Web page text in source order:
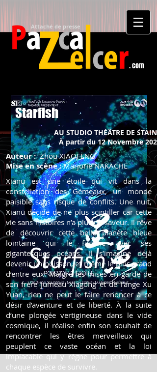
Attaché de presse​
. com
Starfish
AU STUDIO THÉÂTRE DE STAINS
À partir du 12 Novembre 2024
Auteur :Zhou XIAOFENG
Mise en scène :Marjorie NAKACHE
Xianü est une étoile qui vit dans la
constellation des Gémeaux, un monde
paisible sansrisque de conflits. Une nuit,
Xianü décide de ne plus scintiller car cette
vie sans histoires n’a plus de saveur. Il rêve
de découvrir cette belle planète bleue
lointaine qui le fascineavec ses
gigantesques océans. Il s’imagine déjà
devenir un poisson, et même le plusgrand
d’entre eux. Malgré les mises en garde de
son frère jumeau Xiagong et de l’ange Xu
Yuan, rien ne peut le faire renoncer à ce
désir d’aventure et de liberté. À la suite
d’une plongée vertigineuse dans le vide
cosmique, il réalise enfin son souhait de
rencontrer les êtres merveilleux qui
peuplent ce vaste océan et la loi
implacable qui y règne pourpermettre à
chaque espèce de survivre.